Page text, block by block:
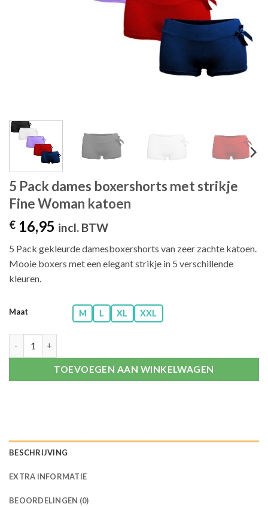
5 Pack dames boxershorts met strikje
Fine Woman katoen
€ 16,95 incl. BTW
5 Pack gekleurde damesboxershorts van zeer zachte katoen.
Mooie boxers met een elegant strikje in 5 verschillende
kleuren.
Maat M L XL XXL
TOEVOEGEN AAN WINKELWAGEN
BESCHRIJVING
EXTRA INFORMATIE
BEOORDELINGEN (0)